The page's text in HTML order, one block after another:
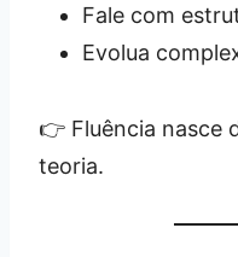
Fale com
Evolua
👉 Fluência nasce
teoria.